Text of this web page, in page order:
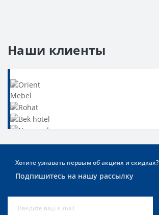
Наши клиенты
Хотите узнавать первым об акциях и скидках?
Подпишитесь на нашу рассылку